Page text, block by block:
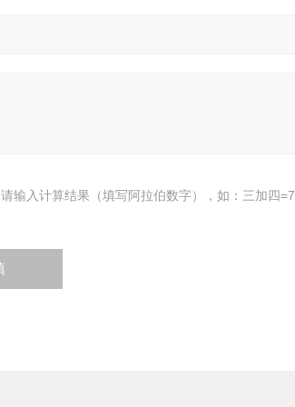
请输入计算结果（填写阿拉伯数字），如：三加四=7